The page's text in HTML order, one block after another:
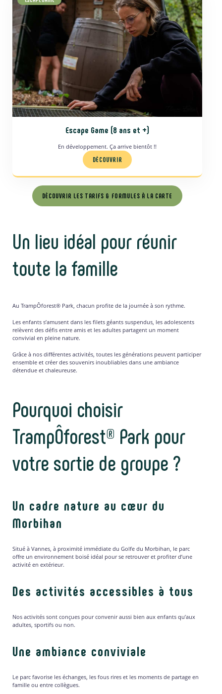
Escape Game (8 ans et +)
En développement. Ça arrive bientôt !!
DÉCOUVRIR
DÉCOUVRIR LES TARIFS & FORMULES À LA CARTE
Un lieu idéal pour réunir
toute la famille
Au TrampÔforest® Park, chacun profite de la journée à son rythme.
Les enfants s’amusent dans les filets géants suspendus, les adolescents
relèvent des défis entre amis et les adultes partagent un moment
convivial en pleine nature.
Grâce à nos différentes activités, toutes les générations peuvent participer
ensemble et créer des souvenirs inoubliables dans une ambiance
détendue et chaleureuse.
Pourquoi choisir
TrampÔforest® Park pour
votre sortie de groupe ?
Un cadre nature au cœur du
Morbihan
Situé à Vannes, à proximité immédiate du Golfe du Morbihan, le parc
offre un environnement boisé idéal pour se retrouver et profiter d’une
activité en extérieur.
Des activités accessibles à tous
Nos activités sont conçues pour convenir aussi bien aux enfants qu’aux
adultes, sportifs ou non.
Une ambiance conviviale
Le parc favorise les échanges, les fous rires et les moments de partage en
famille ou entre collègues.